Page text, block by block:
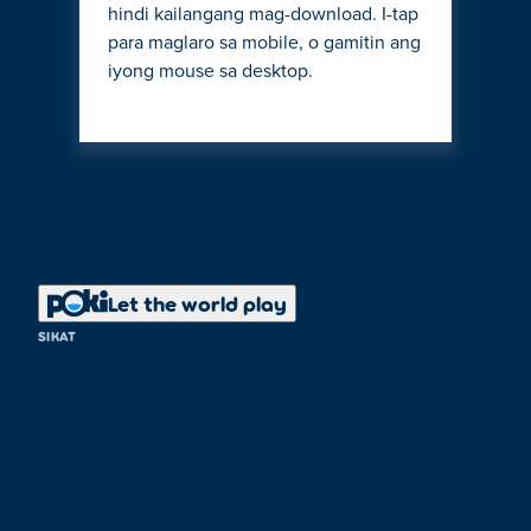
hindi kailangang mag-download. I-tap
para maglaro sa mobile, o gamitin ang
iyong mouse sa desktop.
Let the world play
SIKAT